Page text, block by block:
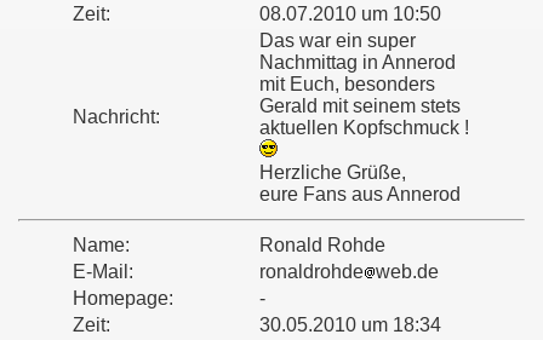
Zeit:
08.07.2010 um 10:50
Nachricht:
Das war ein super
Nachmittag in Annerod
mit Euch, besonders
Gerald mit seinem stets
aktuellen Kopfschmuck !
Herzliche Grüße,
eure Fans aus Annerod
Name:
Ronald Rohde
E-Mail:
ronaldrohde web.de
Homepage:
-
Zeit:
30.05.2010 um 18:34